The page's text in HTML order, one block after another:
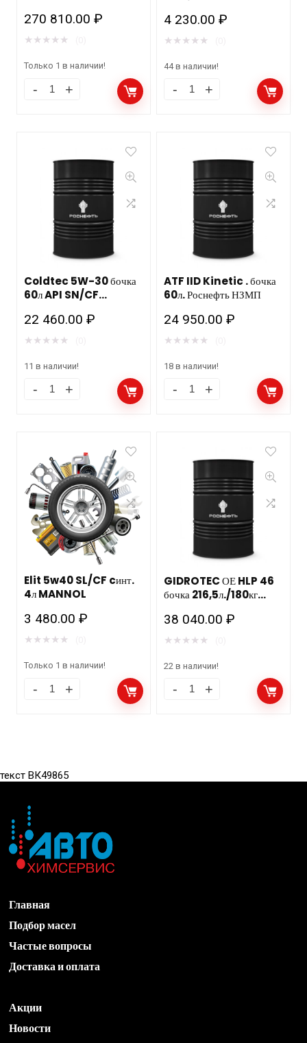
270 810.00₽
★ ★ ★ ★ ★
Только 1 в наличии!
4 230.00₽
★ ★ ★ ★ ★
44 в наличии!
Coldtec 5W-30 бочка
60л API SN/CF
22 460.00₽
★ ★ ★ ★ ★
11 в наличии!
ATF IID Kinetic . бочка
60л. Роснефть НЗМП
24 950.00₽
★ ★ ★ ★ ★
18 в наличии!
Elit 5w40 SL/CF cинт.
4л MANNOL
3 480.00₽
★ ★ ★ ★ ★
Только 1 в наличии!
GIDROTEC ОЕ HLP 46
бочка 216,5л./180кг
38 040.00₽
★ ★ ★ ★ ★
22 в наличии!
текст ВК49865
Главная
Подбор масел
Частые вопросы
Доставка и оплата
Акции
Новости